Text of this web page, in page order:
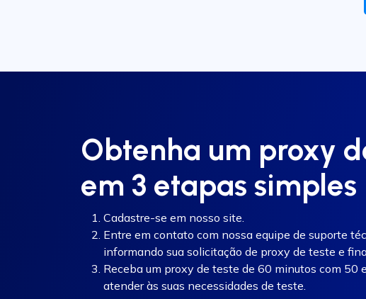
Obtenha um proxy
em 3 etapas simples
Cadastre-se em nosso site.
Entre em contato com nossa equipe de suporte
informando sua solicitação de proxy de teste e
Receba um proxy de teste de 60 minutos com 50
atender às suas necessidades de teste.